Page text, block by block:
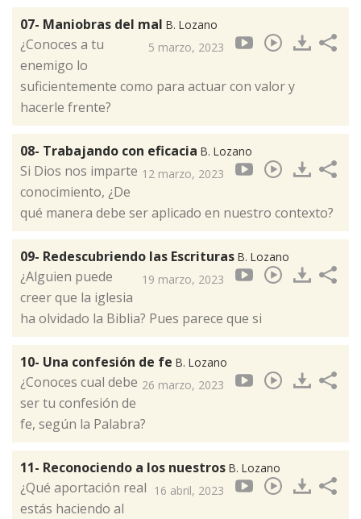
07- Maniobras del mal B. Lozano
5 marzo, 2023
¿Conoces a tu
enemigo lo
suficientemente como para actuar con valor y
hacerle frente?
08- Trabajando con eficacia B. Lozano
12 marzo, 2023
Si Dios nos imparte
conocimiento, ¿De
qué manera debe ser aplicado en nuestro contexto?
09- Redescubriendo las Escrituras B. Lozano
19 marzo, 2023
¿Alguien puede
creer que la iglesia
ha olvidado la Biblia? Pues parece que si
10- Una confesión de fe B. Lozano
26 marzo, 2023
¿Conoces cual debe
ser tu confesión de
fe, según la Palabra?
11- Reconociendo a los nuestros B. Lozano
16 abril, 2023
¿Qué aportación real
estás haciendo al